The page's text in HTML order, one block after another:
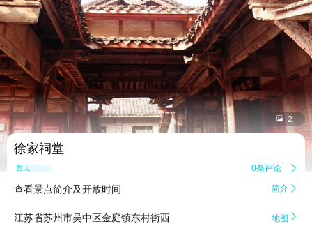
 2
徐家祠堂
暂无点评 0条评论 
查看景点简介及开放时间 简介 
江苏省苏州市吴中区金庭镇东村街西 地图 
